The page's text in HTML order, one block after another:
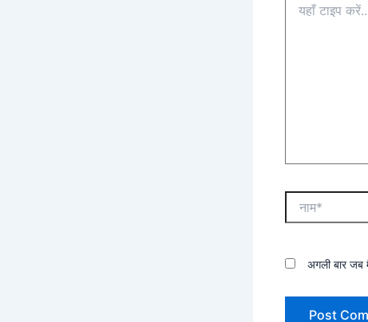
अगली बार जब